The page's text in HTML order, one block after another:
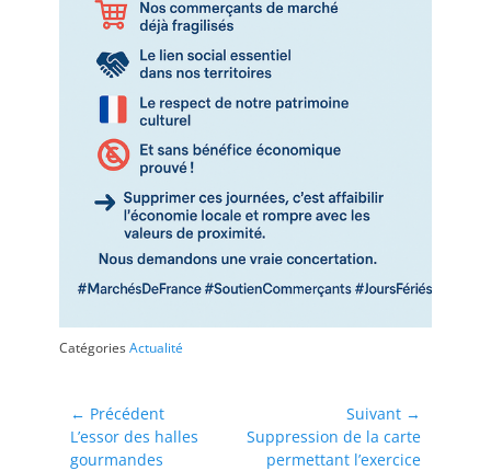
CatégoriesActualité
← Précédent
L’essor des halles
gourmandes
Suivant →
Suppression de la carte
permettant l’exercice